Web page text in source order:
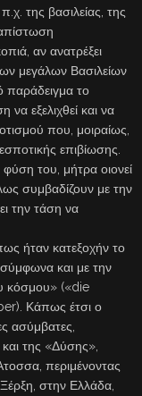
της βασιλείας, της
αν ανατρέξει
μεγάλων Βασιλείων
παράδειγμα το
να εξελιχθεί και να
που, μοιραίως,
επιβίωσης.
του, μήτρα οιονεί
συμβαδίζουν με την
την τάση να
ήταν κατεξοχήν το
και με την
κόσμου» («die
Κάπως έτσι ο
ασύμβατες,
της «Δύσης»,
περιμένοντας
στην Ελλάδα,